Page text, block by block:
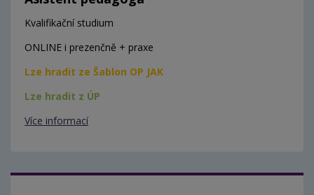
Kvalifikační studium
ONLINE i prezenčně + praxe
Lze hradit ze Šablon OP JAK
Lze hradit z ÚP
Více informací